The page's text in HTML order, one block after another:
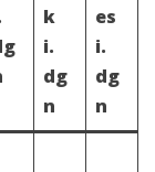
k
i.
dg
n
es
i.
dg
n